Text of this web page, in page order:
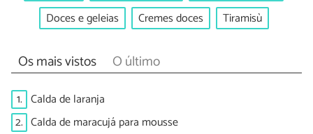
Doces e geleias
Cremes doces Tiramisù
Os mais vistos O último
1. Calda de laranja
2. Calda de maracujá para mousse